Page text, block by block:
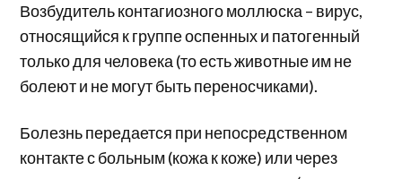
Возбудитель контагиозного моллюска – вирус,
относящийся к группе оспенных и патогенный
только для человека (то есть животные им не
болеют и не могут быть переносчиками).
Болезнь передается при непосредственном
контакте с больным (кожа к коже) или через